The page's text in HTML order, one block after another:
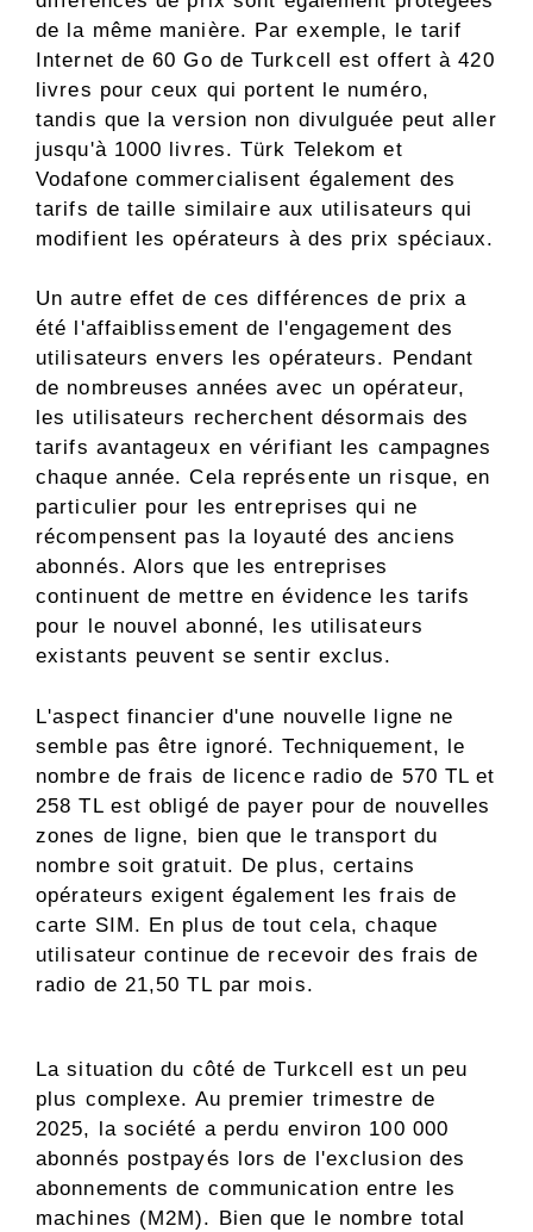
de la même manière. Par exemple, le tarif
Internet de 60 Go de Turkcell est offert à 420
livres pour ceux qui portent le numéro,
tandis que la version non divulguée peut aller
jusqu'à 1000 livres. Türk Telekom et
Vodafone commercialisent également des
tarifs de taille similaire aux utilisateurs qui
modifient les opérateurs à des prix spéciaux.
Un autre effet de ces différences de prix a
été l'affaiblissement de l'engagement des
utilisateurs envers les opérateurs. Pendant
de nombreuses années avec un opérateur,
les utilisateurs recherchent désormais des
tarifs avantageux en vérifiant les campagnes
chaque année. Cela représente un risque, en
particulier pour les entreprises qui ne
récompensent pas la loyauté des anciens
abonnés. Alors que les entreprises
continuent de mettre en évidence les tarifs
pour le nouvel abonné, les utilisateurs
existants peuvent se sentir exclus.
L'aspect financier d'une nouvelle ligne ne
semble pas être ignoré. Techniquement, le
nombre de frais de licence radio de 570 TL et
258 TL est obligé de payer pour de nouvelles
zones de ligne, bien que le transport du
nombre soit gratuit. De plus, certains
opérateurs exigent également les frais de
carte SIM. En plus de tout cela, chaque
utilisateur continue de recevoir des frais de
radio de 21,50 TL par mois.
La situation du côté de Turkcell est un peu
plus complexe. Au premier trimestre de
2025, la société a perdu environ 100 000
abonnés postpayés lors de l'exclusion des
abonnements de communication entre les
machines (M2M). Bien que le nombre total